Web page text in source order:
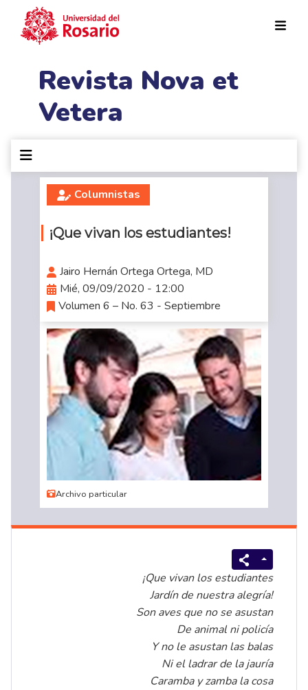
Revista Nova et
Vetera
Columnistas
¡Que vivan los estudiantes!
Jairo Hernán Ortega Ortega, MD
Mié, 09/09/2020 - 12:00
Volumen 6 – No. 63 - Septiembre
Archivo particular
¡Que vivan los estudiantes
Jardín de nuestra alegría!
Son aves que no se asustan
De animal ni policía
Y no le asustan las balas
Ni el ladrar de la jauría
Caramba y zamba la cosa